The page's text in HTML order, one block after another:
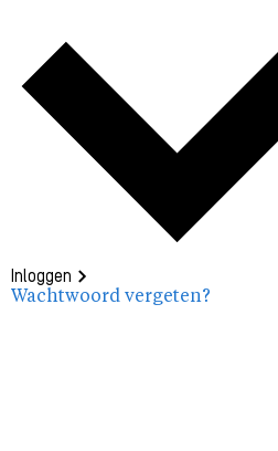
Inloggen
Wachtwoord vergeten?